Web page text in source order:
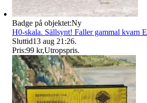
Badge på objektet:Ny
H0-skala. Sällsynt! Faller gammal kvarn
Sluttid13 aug 21:26.
Pris:99 kr,Utropspris.